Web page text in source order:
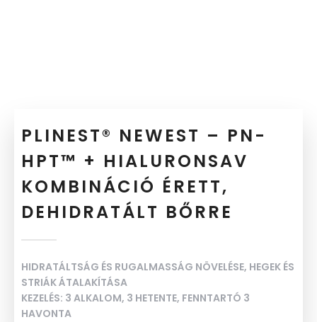
PLINEST® NEWEST – PN-
HPT™ + HIALURONSAV
KOMBINÁCIÓ ÉRETT,
DEHIDRATÁLT BŐRRE
HIDRATÁLTSÁG ÉS RUGALMASSÁG NÖVELÉSE, HEGEK ÉS
STRIÁK ÁTALAKÍTÁSA
KEZELÉS: 3 ALKALOM, 3 HETENTE, FENNTARTÓ 3
HAVONTA